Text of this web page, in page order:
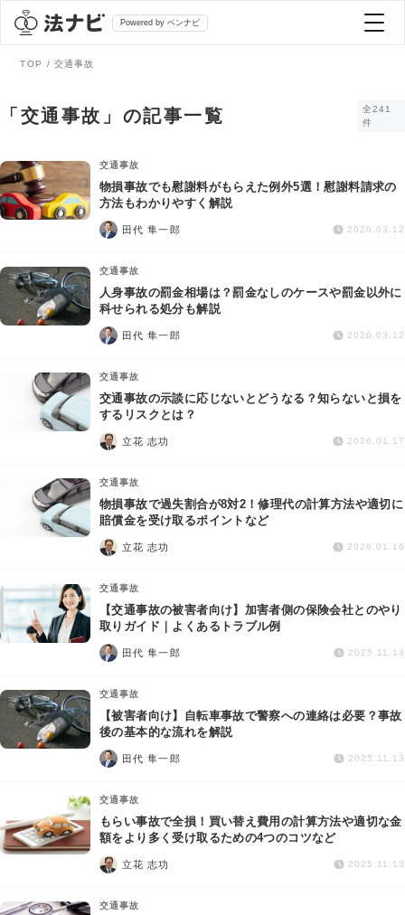
Powered by ベンナビ
全て
法律相談
債務整理
交通事故
労働問題
債権回収
IT・ネット
資金調達
企業法務
弁護士を探す
おすすめ弁護士診断
AI Search Premium
掲載をご検討の弁護士の方へ
TOP 交通事故
「交通事故」の記事一覧
全241
件
交通事故
物損事故でも慰謝料がもらえた例外5選！慰謝料請求の
方法もわかりやすく解説
田代 隼一郎 2026.03.12
交通事故
人身事故の罰金相場は？罰金なしのケースや罰金以外に
科せられる処分も解説
田代 隼一郎 2026.03.12
交通事故
交通事故の示談に応じないとどうなる？知らないと損を
するリスクとは？
立花 志功 2026.01.17
交通事故
物損事故で過失割合が8対2！修理代の計算方法や適切に
賠償金を受け取るポイントなど
立花 志功 2026.01.16
交通事故
【交通事故の被害者向け】加害者側の保険会社とのやり
取りガイド｜よくあるトラブル例
田代 隼一郎 2025.11.13
交通事故
【被害者向け】自転車事故で警察への連絡は必要？事故
後の基本的な流れを解説
田代 隼一郎 2025.11.13
交通事故
もらい事故で全損！買い替え費用の計算方法や適切な金
額をより多く受け取るための4つのコツなど
立花 志功 2025.11.13
交通事故